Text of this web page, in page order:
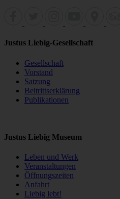
Justus Liebig-Gesellschaft
Gesellschaft
Vorstand
Satzung
Beitrittserklärung
Publikationen
Justus Liebig Museum
Leben und Werk
Veranstaltungen
Öffnungszeiten
Anfahrt
Liebig lebt!